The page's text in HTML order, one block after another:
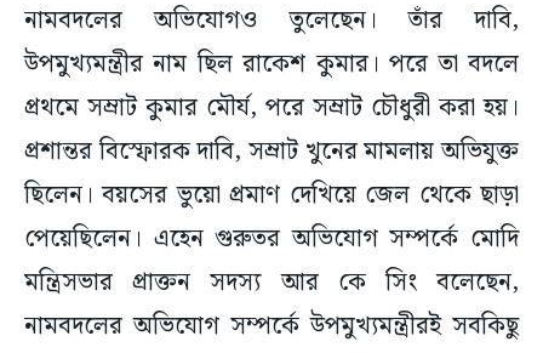
নামবদলের অভিযোগও তুলেছেন। তাঁর দাবি,
উপমুখ্যমন্ত্রীর নাম ছিল রাকেশ কুমার। পরে তা বদলে
প্রথমে সম্রাট কুমার মৌর্য, পরে সম্রাট চৌধুরী করা হয়।
প্রশান্তর বিস্ফোরক দাবি, সম্রাট খুনের মামলায় অভিযুক্ত
ছিলেন। বয়সের ভুয়ো প্রমাণ দেখিয়ে জেল থেকে ছাড়া
পেয়েছিলেন। এহেন গুরুতর অভিযোগ সম্পর্কে মোদি
মন্ত্রিসভার প্রাক্তন সদস্য আর কে সিং বলেছেন,
নামবদলের অভিযোগ সম্পর্কে উপমুখ্যমন্ত্রীরই সবকিছু